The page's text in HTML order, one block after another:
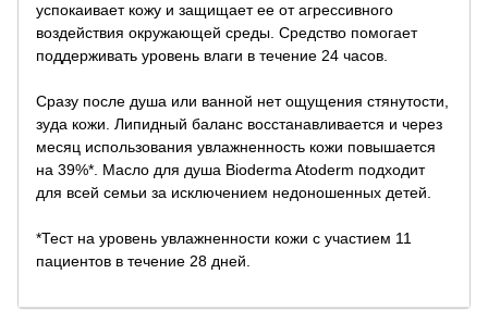
успокаивает кожу и защищает ее от агрессивного
воздействия окружающей среды. Средство помогает
поддерживать уровень влаги в течение 24 часов.
Сразу после душа или ванной нет ощущения стянутости,
зуда кожи. Липидный баланс восстанавливается и через
месяц использования увлажненность кожи повышается
на 39%*. Масло для душа Bioderma Atoderm подходит
для всей семьи за исключением недоношенных детей.
*Тест на уровень увлажненности кожи с участием 11
пациентов в течение 28 дней.